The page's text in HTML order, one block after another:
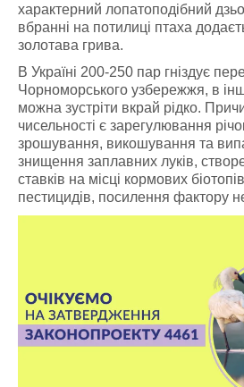
характерний лопатоподібний
вбранні на потилиці птаха
золотава грива.
В Україні 200-250 пар гніздує
Чорноморського узбережжя, в
можна зустріти вкрай рідко.
чисельності є зарегулювання
зрошування, викошування та
знищення заплавних луків,
ставків на місці кормових
пестицидів, посилення фактору